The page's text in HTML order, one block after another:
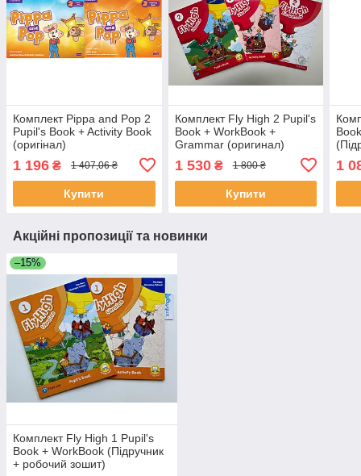
Комплект Pippa and Pop 2
Pupil's Book + Activity Book
(оригінал)
1 196 ₴ 1 407,06 ₴
Купити
Комплект Fly High 2 Pupil's
Book + WorkBook +
Grammar (оригинал)
1 530₴ 1 800 ₴
Купити
1
Акційні пропозиції та новинки
–15%
Комплект Fly High 1 Pupil's
Book + WorkBook (Підручник
+ робочий зошит)